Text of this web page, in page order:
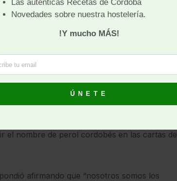
el valor de éste como plato.
el perol cordobés, complementar
así como mezclar turismo rural y
cordobés
del sector de la restauración y turismo, hubo
el nombre de perol cordobés en las cartas de
afirmando que “nosotros somos los